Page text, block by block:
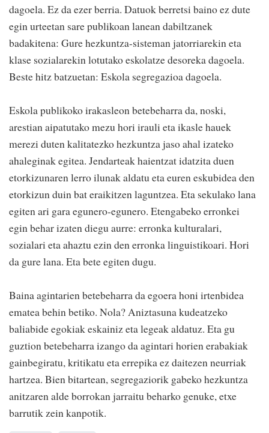
dagoela. Ez da ezer berria. Datuok berretsi baino ez dute
egin urteetan sare publikoan lanean dabiltzanek
badakitena: Gure hezkuntza-sisteman jatorriarekin eta
klase sozialarekin lotutako eskolatze desoreka dagoela.
Beste hitz batzuetan: Eskola segregazioa dagoela.
Eskola publikoko irakasleon betebeharra da, noski,
arestian aipatutako mezu hori irauli eta ikasle hauek
merezi duten kalitatezko hezkuntza jaso ahal izateko
ahaleginak egitea. Jendarteak haientzat idatzita duen
etorkizunaren lerro ilunak aldatu eta euren eskubidea den
etorkizun duin bat eraikitzen laguntzea. Eta sekulako lana
egiten ari gara egunero-egunero. Etengabeko erronkei
egin behar izaten diegu aurre: erronka kulturalari,
sozialari eta ahaztu ezin den erronka linguistikoari. Hori
da gure lana. Eta bete egiten dugu.
Baina agintarien betebeharra da egoera honi irtenbidea
ematea behin betiko. Nola? Aniztasuna kudeatzeko
baliabide egokiak eskainiz eta legeak aldatuz. Eta gu
guztion betebeharra izango da agintari horien erabakiak
gainbegiratu, kritikatu eta errepika ez daitezen neurriak
hartzea. Bien bitartean, segregaziorik gabeko hezkuntza
anitzaren alde borrokan jarraitu beharko genuke, etxe
barrutik zein kanpotik.